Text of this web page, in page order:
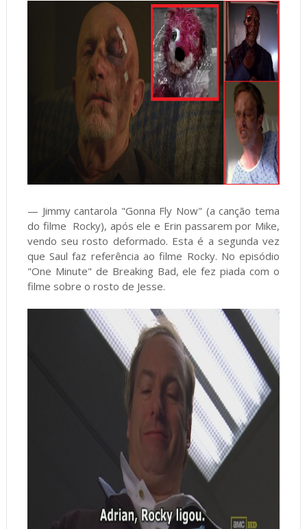
— Jimmy cantarola "Gonna Fly Now" (a canção tema
do filme Rocky), após ele e Erin passarem por Mike,
vendo seu rosto deformado. Esta é a segunda vez
que Saul faz referência ao filme Rocky. No episódio
"One Minute" de Breaking Bad, ele fez piada com o
filme sobre o rosto de Jesse.